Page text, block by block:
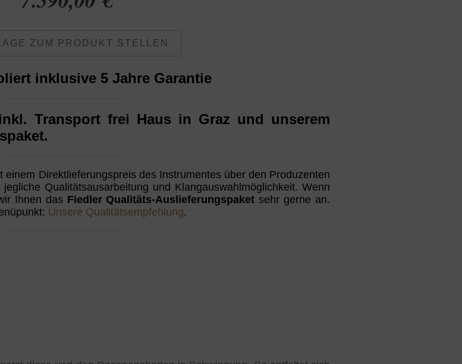
ZUM PRODUKT STELLEN
inklusive 5 Jahre Garantie
Transport frei Haus in Graz und unserem
Direktlieferungspreis des Instrumentes über den Produzenten
Qualitätsausarbeitung und Klangauswahlmöglichkeit. Wenn
Ihnen das Fiedler Qualitäts-Auslieferungspaket sehr gerne an.
Unsere Qualitätsempfehlung.